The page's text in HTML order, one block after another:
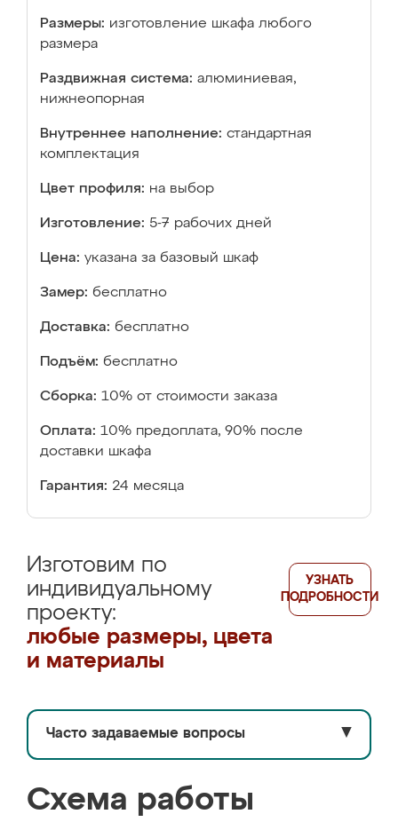
Размеры: изготовление шкафа любого
размера
Раздвижная система: алюминиевая,
нижнеопорная
Внутреннее наполнение: стандартная
комплектация
Цвет профиля: на выбор
Изготовление: 5-7 рабочих дней
Цена: указана за базовый шкаф
Замер: бесплатно
Доставка: бесплатно
Подъём: бесплатно
Сборка: 10% от стоимости заказа
Оплата: 10% предоплата, 90% после
доставки шкафа
Гарантия: 24 месяца
Изготовим по
индивидуальному
проекту:
любые размеры, цвета
и материалы
УЗНАТЬ
ПОДРОБНОСТИ
Часто задаваемые вопросы ▼
Схема работы